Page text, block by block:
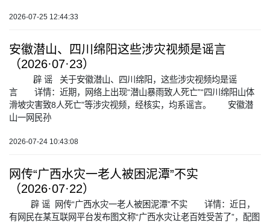
2026-07-25 12:44:33
安徽潜山、四川绵阳这些涉灾视频是谣言
（2026·07·23）
辟 谣 关于安徽潜山、四川绵阳，这些涉灾视频均是谣
言 详情：近期，网络上出现“潜山暴雨致人死亡”“四川绵阳山体
滑坡灾害致8人死亡”等涉灾视频，经核实，均系谣言。 安徽潜
山一网民孙
2026-07-24 10:43:08
网传“广西水灾一老人被困泥潭”不实
（2026·07·22）
辟 谣 网传“广西水灾一老人被困泥潭”不实 详情：近日，
有网民在某互联网平台发布图文称“广西水灾让老百姓受苦了”，配图